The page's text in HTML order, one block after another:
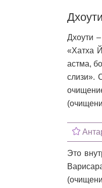
Дхоути
Дхоути
«Хатха
астма,
слизи».
Это